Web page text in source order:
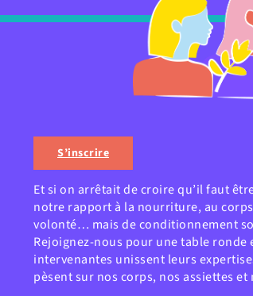
S’inscrire
Et si on arrêtait de croire qu’il faut
notre rapport à la nourriture, au
volonté… mais de conditionnement
Rejoignez-nous pour une table
intervenantes unissent leurs
pèsent sur nos corps, nos assiettes et